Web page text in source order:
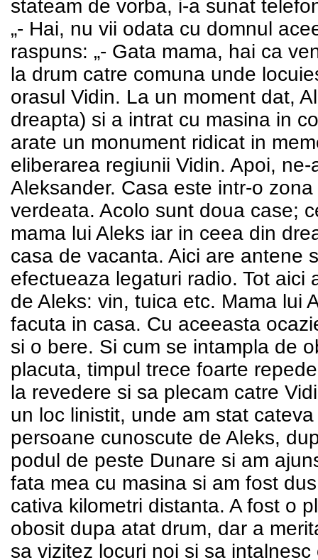
stateam de vorba, i-a sunat
„- Hai, nu vii odata cu domnul
raspuns: „- Gata mama, hai ca
la drum catre comuna unde
orasul Vidin. La un moment dat,
dreapta) si a intrat cu masina in
arate un monument ridicat in
eliberarea regiunii Vidin. Apoi,
Aleksander. Casa este intr-o
verdeata. Acolo sunt doua case;
mama lui Aleks iar in ceea din
casa de vacanta. Aici are antene
efectueaza legaturi radio. Tot
de Aleks: vin, tuica etc. Mama lui
facuta in casa. Cu aceeasta
si o bere. Si cum se intampla de
placuta, timpul trece foarte
la revedere si sa plecam catre
un loc linistit, unde am stat
persoane cunoscute de Aleks,
podul de peste Dunare si am
fata mea cu masina si am fost
cativa kilometri distanta. A fost o
obosit dupa atat drum, dar a
sa vizitez locuri noi si sa